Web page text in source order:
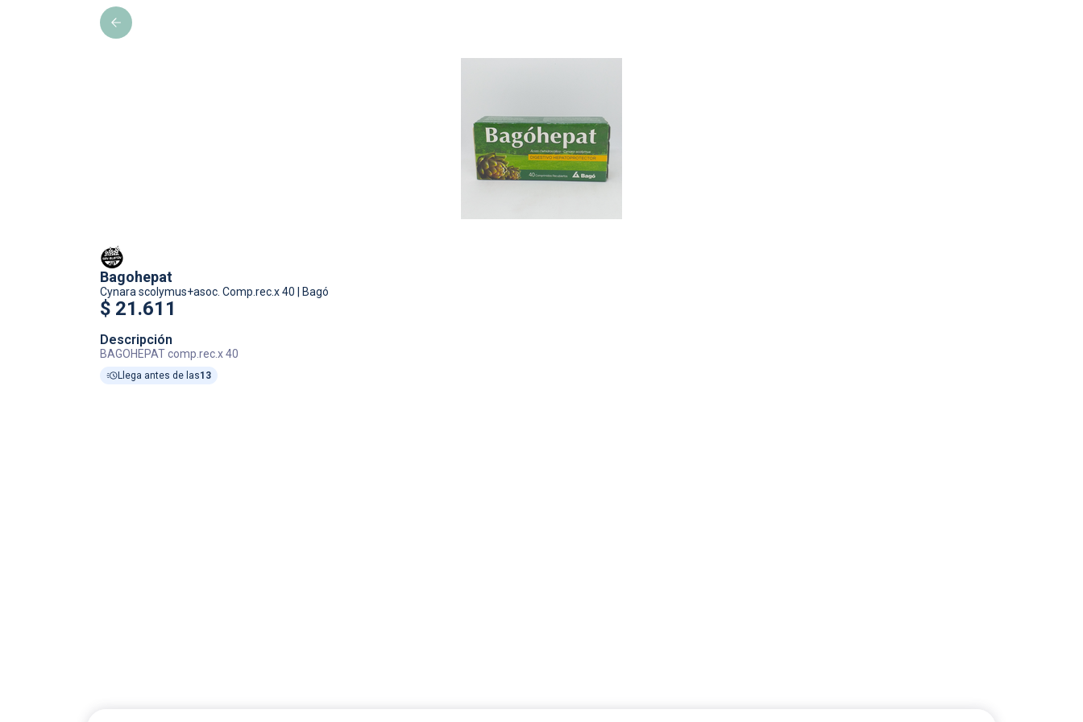
Bagohepat
Cynara scolymus+asoc. Comp.rec.x 40 Bagó
$ 21.611
Descripción
BAGOHEPAT comp.rec.x 40
Llega antes de las13